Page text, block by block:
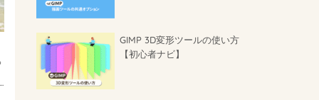
GIMP 3D変形ツールの使い方
【初心者ナビ】